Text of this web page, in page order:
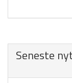
Seneste